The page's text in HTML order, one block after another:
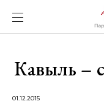
Кавыль –
01.12.2015